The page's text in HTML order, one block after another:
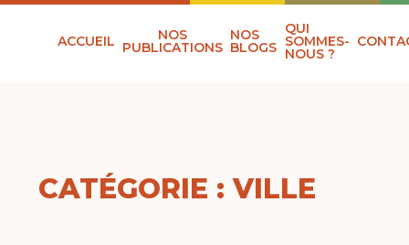
ACCUEIL NOS
PUBLICATIONS
NOS
BLOGS
QUI
SOMMES-
NOUS ?
CATÉGORIE : VILLE